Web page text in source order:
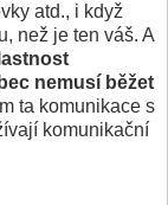
atd., i když
než je ten váš. A
nemusí běžet
ta komunikace s
komunikační